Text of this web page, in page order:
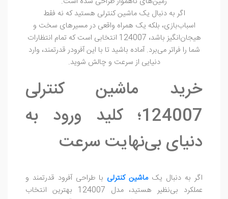
اگر به دنبال یک ماشین کنترلی هستید که نه فقط
اسباب‌بازی، بلکه یک همراه واقعی در مسیرهای سخت و
هیجان‌انگیز باشد، 124007 انتخابی است که تمام انتظارات
شما را فراتر می‌برد. آماده باشید تا با این آفرودر قدرتمند، وارد
دنیایی از سرعت و چالش شوید.
خرید ماشین کنترلی
124007؛ کلید ورود به
دنیای بی‌نهایت سرعت
اگر به دنبال یکماشین کنترلی با طراحی آفرود قدرتمند و
عملکرد بی‌نظیر هستید، مدل 124007 بهترین انتخاب